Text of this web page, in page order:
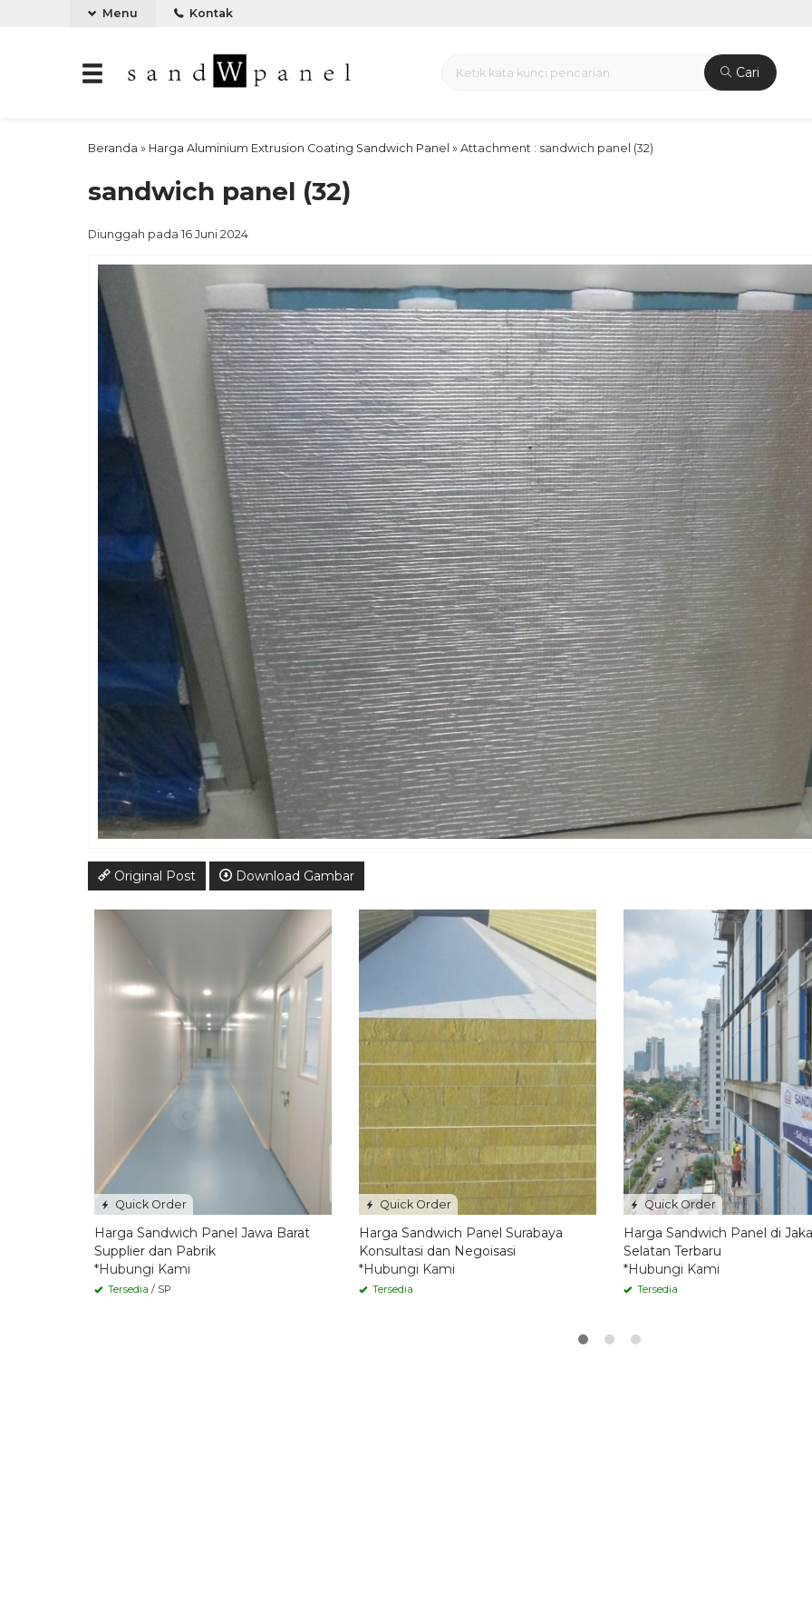
Menu Kontak
Cari
Beranda » Harga Aluminium Extrusion Coating Sandwich Panel » Attachment : sandwich panel (32)
sandwich panel (32)
Diunggah pada 16 Juni 2024
Original Post Download Gambar
Quick Order
Harga Sandwich Panel Jawa Barat
Supplier dan Pabrik
*Hubungi Kami
Tersedia / SP
Quick Order
Harga Sandwich Panel Surabaya
Konsultasi dan Negoisasi
*Hubungi Kami
Tersedia
Quick Order
Harga Sandwich Panel di
Selatan Terbaru
*Hubungi Kami
Tersedia